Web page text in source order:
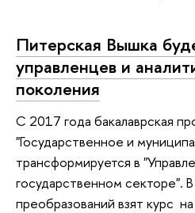
Питерская Вышка
управленцев и
поколения
С 2017 года бакалаврская
"Государственное и
трансформируется в
государственном секторе".
преобразований взят курс